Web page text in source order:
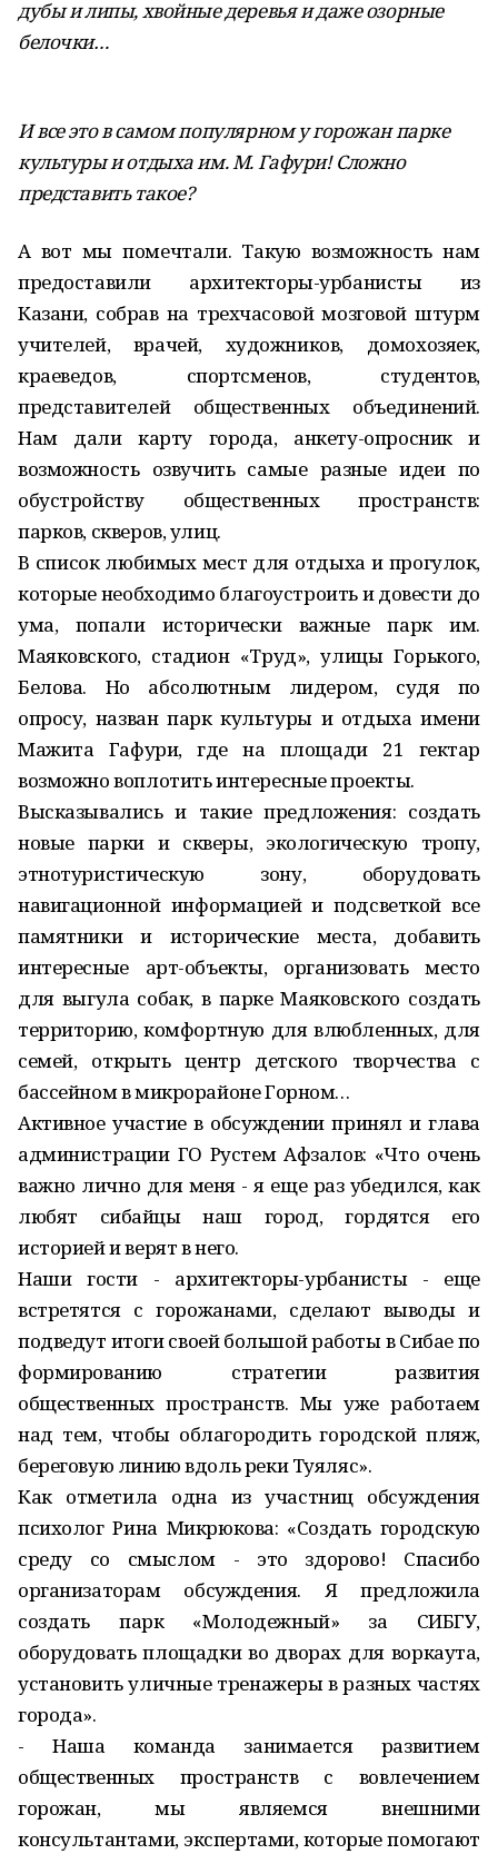
дубы и липы, хвойные деревьяи даже озорные
белочки…
И все это в самом популярном у горожан парке
культуры и отдыха им. М. Гафури! Сложно
представить такое?
А вот мы помечтали. Такую возможность нам
предоставили архитекторы-урбанисты из
Казани, собрав на трехчасовой мозговой штурм
учителей, врачей, художников, домохозяек,
краеведов, спортсменов, студентов,
представителей общественных объединений.
Нам дали карту города, анкету-опросник и
возможность озвучить самые разные идеи по
обустройству общественных пространств:
парков, скверов, улиц.
В список любимых мест для отдыха и прогулок,
которые необходимо благоустроить и довести до
ума, попали исторически важные парк им.
Маяковского, стадион «Труд», улицы Горького,
Белова. Но абсолютным лидером, судя по
опросу, назван парк культуры и отдыха имени
Мажита Гафури, где на площади 21 гектар
возможно воплотить интересные проекты.
Высказывались и такие предложения: создать
новые парки и скверы, экологическую тропу,
этнотуристическую зону, оборудовать
навигационной информацией и подсветкой все
памятники и исторические места, добавить
интересные арт-объекты, организовать место
для выгула собак, в парке Маяковского создать
территорию, комфортную для влюбленных, для
семей, открыть центр детского творчества с
бассейном в микрорайоне Горном…
Активное участие в обсуждении принял и глава
администрации ГО Рустем Афзалов: «Что очень
важно лично для меня - я еще раз убедился, как
любят сибайцы наш город, гордятся его
историей и верят в него.
Наши гости - архитекторы-урбанисты - еще
встретятся с горожанами, сделают выводы и
подведут итоги своей большой работы в Сибае по
формированию стратегии развития
общественных пространств. Мы уже работаем
над тем, чтобы облагородить городской пляж,
береговую линию вдоль реки Туяляс».
Как отметила одна из участниц обсуждения
психолог Рина Микрюкова: «Создать городскую
среду со смыслом - это здорово! Спасибо
организаторам обсуждения. Я предложила
создать парк «Молодежный» за СИБГУ,
оборудовать площадки во дворах для воркаута,
установить уличные тренажеры в разных частях
города».
- Наша команда занимается развитием
общественных пространств с вовлечением
горожан, мы являемся внешними
консультантами, экспертами, которые помогают